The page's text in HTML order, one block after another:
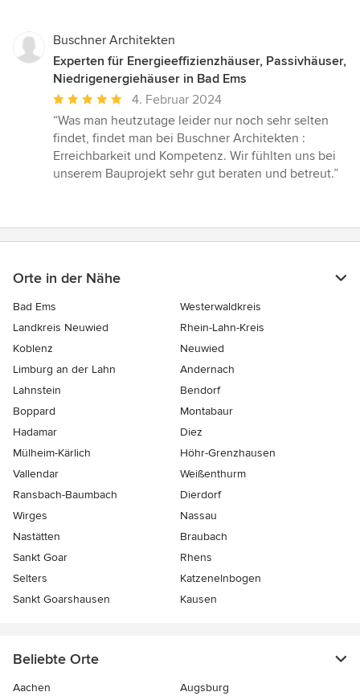
Buschner Architekten
Experten für Energieeffizienzhäuser, Passivhäuser,
Niedrigenergiehäuser in Bad Ems
Durchschnittliche
Bewertung:
5
von
5
4. Februar 2024
“Was man heutzutage leider nur noch sehr selten
findet, findet man bei Buschner Architekten :
Erreichbarkeit und Kompetenz. Wir fühlten uns bei
unserem Bauprojekt sehr gut beraten und betreut.”
Orte in der Nähe
Bad Ems
Westerwaldkreis
Landkreis Neuwied
Rhein-Lahn-Kreis
Koblenz
Neuwied
Limburg an der Lahn
Andernach
Lahnstein
Bendorf
Boppard
Montabaur
Hadamar
Diez
Mülheim-Kärlich
Höhr-Grenzhausen
Vallendar
Weißenthurm
Ransbach-Baumbach
Dierdorf
Wirges
Nassau
Nastätten
Braubach
Sankt Goar
Rhens
Selters
Katzenelnbogen
Sankt Goarshausen
Kausen
Beliebte Orte
Aachen
Augsburg